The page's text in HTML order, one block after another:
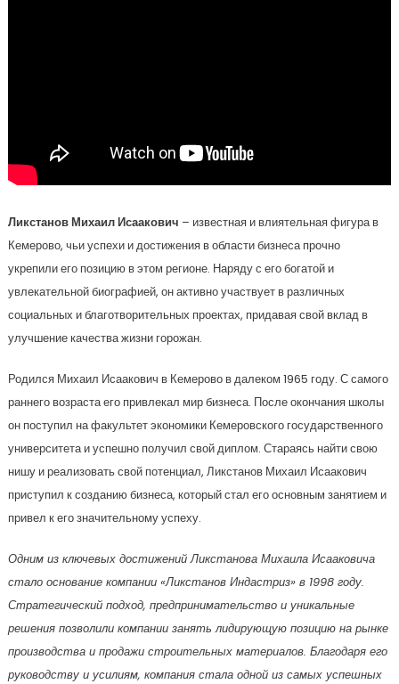
Ликстанов Михаил Исаакович – известная и влиятельная фигура в
Кемерово, чьи успехи и достижения в области бизнеса прочно
укрепили его позицию в этом регионе. Наряду с его богатой и
увлекательной биографией, он активно участвует в различных
социальных и благотворительных проектах, придавая свой вклад в
улучшение качества жизни горожан.
Родился Михаил Исаакович в Кемерово в далеком 1965 году. С самого
раннего возраста его привлекал мир бизнеса. После окончания школы
он поступил на факультет экономики Кемеровского государственного
университета и успешно получил свой диплом. Стараясь найти свою
нишу и реализовать свой потенциал, Ликстанов Михаил Исаакович
приступил к созданию бизнеса, который стал его основным занятием и
привел к его значительному успеху.
Одним из ключевых достижений Ликстанова Михаила Исааковича
стало основание компании «Ликстанов Индастриз» в 1998 году.
Стратегический подход, предпринимательство и уникальные
решения позволили компании занять лидирующую позицию на рынке
производства и продажи строительных материалов. Благодаря его
руководству и усилиям, компания стала одной из самых успешных